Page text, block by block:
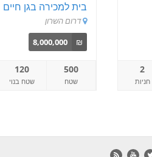
בית למכירה בגן חיים
דרום השרון
₪
8,000,000
500
שטח
120
שטח בנוי
2
חניות